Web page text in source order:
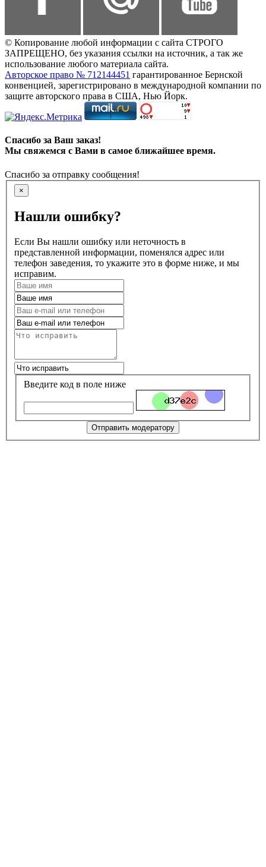
© Копирование любой информации с сайта СТРОГО
ЗАПРЕЩЕНО, без указания ссылки на источник, а так же
использование любого материала сайта.
Авторское право № 712144451 гарантированное Бернской
конвенцией, зарегистрировано в международной компании по
защите авторского права в США, Нью Йорк.
Спасибо за Ваш заказ!
Мы свяжемся с Вами в самое ближайшее время.
Спасибо за отправку сообщения!
×
Нашли ошибку?
Если Вы нашли ошибку или неточность в
представленной информации, поменялся адрес или
телефон заведения, то укажите это в форме ниже, и мы
исправим.
Введите код в поле ниже
Отправить модератору